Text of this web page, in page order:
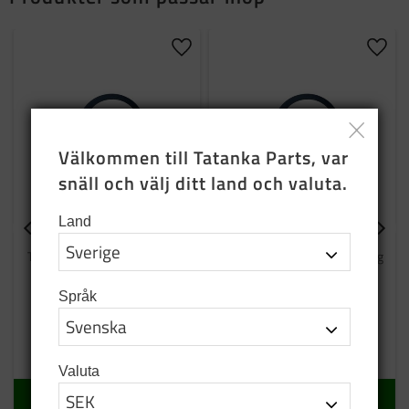
Justerbleck 0,10 mm
Tunt shims för finjustering av
spel
25SEK
Lägg till i favoriter
KÖP
Justerbleck 0,15 mm
Shims för att justera passning
och tolerans
Välkommen till Tatanka Parts, var
snäll och välj ditt land och valuta.
Land
Språk
Valuta